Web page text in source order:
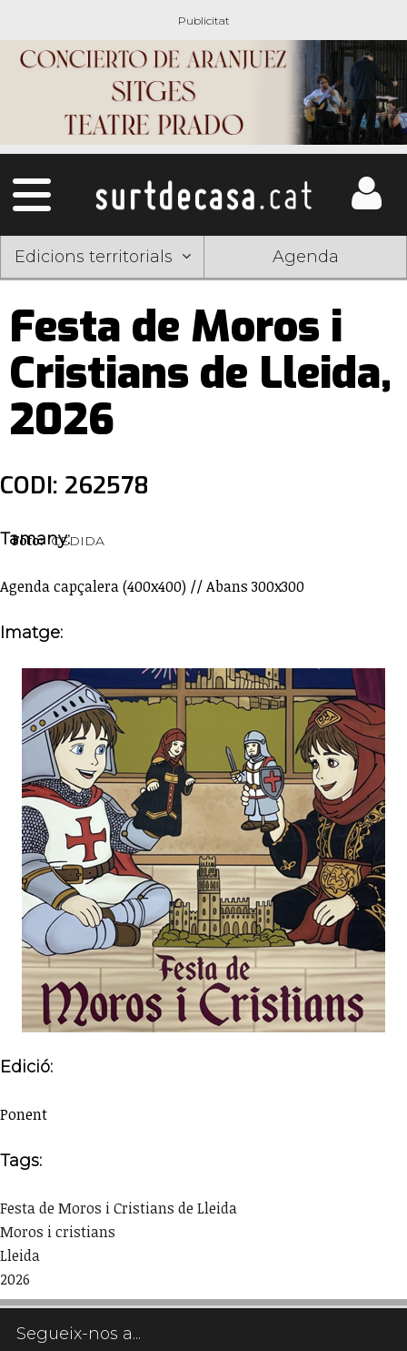
Edicions territorials Agenda
Festa de Moros i
Cristians de Lleida,
2026
CODI: 262578
Foto: CEDIDA
Tamany:
Agenda capçalera (400x400) // Abans 300x300
Imatge:
Edició:
Ponent
Tags:
Festa de Moros i Cristians de Lleida
Moros i cristians
Lleida
2026
Segueix-nos a...